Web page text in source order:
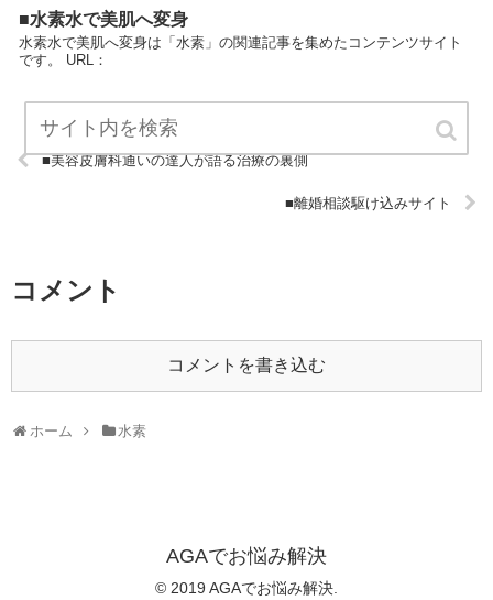
■水素水で美肌へ変身
水素水で美肌へ変身は「水素」の関連記事を集めたコンテンツサイト
です。 URL：
■美容皮膚科通いの達人が語る治療の裏側
■離婚相談駆け込みサイト
コメント
コメントを書き込む
ホーム 水素
AGAでお悩み解決
© 2019 AGAでお悩み解決.